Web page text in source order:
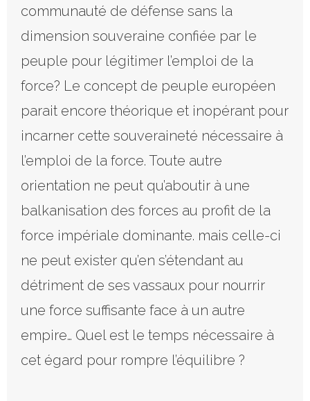
communauté de défense sans la
dimension souveraine confiée par le
peuple pour légitimer l’emploi de la
force? Le concept de peuple européen
parait encore théorique et inopérant pour
incarner cette souveraineté nécessaire à
l’emploi de la force. Toute autre
orientation ne peut qu’aboutir à une
balkanisation des forces au profit de la
force impériale dominante. mais celle-ci
ne peut exister qu’en s’étendant au
détriment de ses vassaux pour nourrir
une force suffisante face à un autre
empire… Quel est le temps nécessaire à
cet égard pour rompre l’équilibre ?